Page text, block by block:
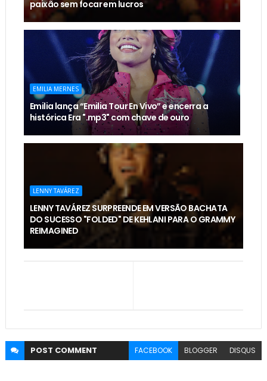
paixão sem focar em lucros
EMILIA MERNES
Emilia lança “Emilia Tour En Vivo” e encerra a
histórica Era ".mp3" com chave de ouro
LENNY TAVÁREZ
LENNY TAVÁREZ SURPREENDE EM VERSÃO BACHATA
DO SUCESSO "FOLDED" DE KEHLANI PARA O GRAMMY
REIMAGINED
POST COMMENT FACEBOOK BLOGGER DISQUS